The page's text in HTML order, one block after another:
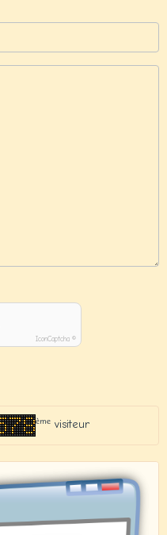
IconCaptcha ©
èmevisiteur